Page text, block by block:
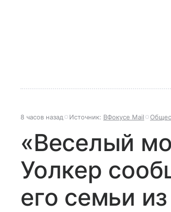
8 часов назад Источник: ВФокусе Mail
«Веселый
Уолкер
его семьи